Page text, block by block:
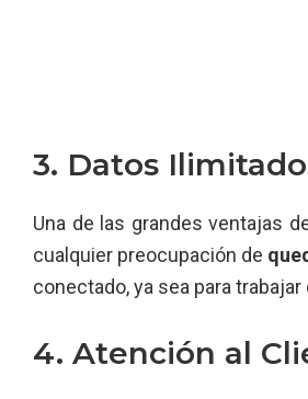
3. Datos
Una de las grandes ventajas
cualquier preocupación de
conectado, ya sea para
4. Atención al